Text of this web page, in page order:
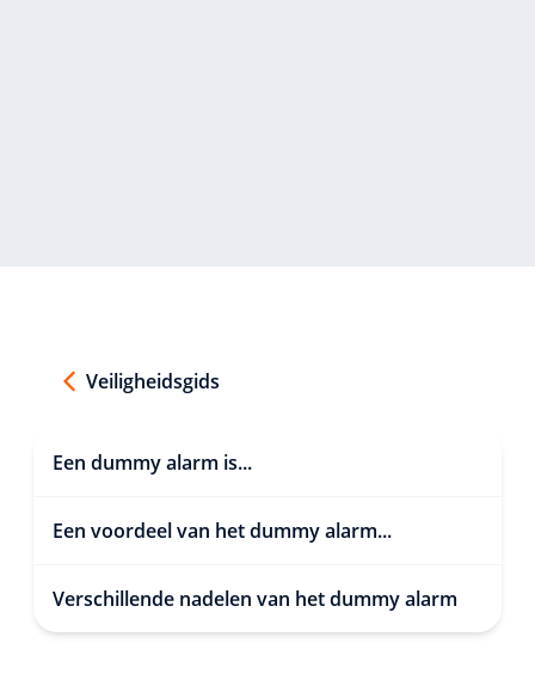
Veiligheidsgids
Een dummy alarm is...
Een voordeel van het dummy alarm...
Verschillende nadelen van het dummy alarm